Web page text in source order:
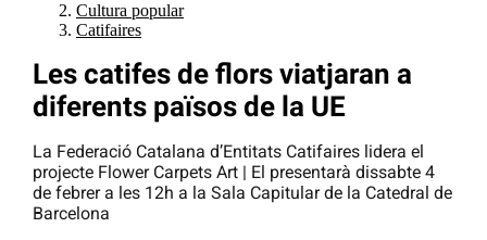
Cultura popular
Catifaires
Les catifes de flors viatjaran a
diferents països de la UE
La Federació Catalana d’Entitats Catifaires lidera el
projecte Flower Carpets Art | El presentarà dissabte 4
de febrer a les 12h a la Sala Capitular de la Catedral de
Barcelona